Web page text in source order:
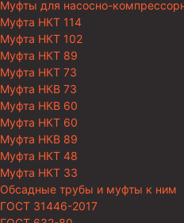
Муфты для насосно-
Муфта НКТ 114
Муфта НКТ 102
Муфта НКТ 89
Муфта НКТ 73
Муфта НКВ 73
Муфта НКВ 60
Муфта НКТ 60
Муфта НКВ 89
Муфта НКТ 48
Муфта НКТ 33
Обсадные трубы и муфты к ним
ГОСТ 31446-2017